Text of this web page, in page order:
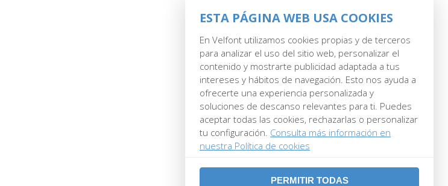
ESTA PÁGINA WEB USA COOKIES
En Velfont utilizamos cookies propias y de terceros
para analizar el uso del sitio web, personalizar el
contenido y mostrarte publicidad adaptada a tus
intereses y hábitos de navegación. Esto nos ayuda a
ofrecerte una experiencia personalizada y
soluciones de descanso relevantes para ti. Puedes
aceptar todas las cookies, rechazarlas o personalizar
tu configuración. Consulta más información en
nuestra Política de cookies
PERMITIR TODAS